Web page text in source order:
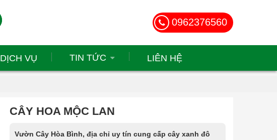
0962376560
DỊCH VỤ TIN TỨC LIÊN HỆ
CÂY HOA MỘC LAN
Vườn Cây Hòa Bình, địa chỉ uy tín cung cấp cây xanh đô